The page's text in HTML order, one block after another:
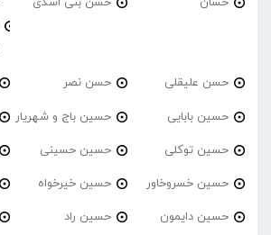
حسن علیقلی حسن نصر
حسین بابایی حسین باج و شهریار
حسین توکلی حسین حسینی
حسین خسروخاور حسین خیرخواه
حسین دایمون حسین راد